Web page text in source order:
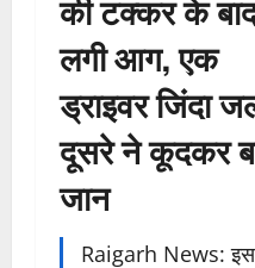
की टक्कर के
लगी आग, एक
ड्राइवर जिंदा
दूसरे ने कूदकर
जान
Raigarh News: इस